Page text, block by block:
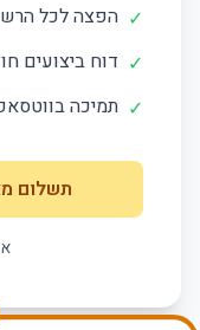
✓ הפצה לכל
✓ דוח ביצועים
✓ תמיכה
תשלום